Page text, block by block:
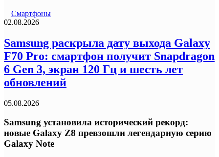
Смартфоны
02.08.2026
Samsung раскрыла дату выхода Galaxy
F70 Pro: смартфон получит Snapdragon
6 Gen 3, экран 120 Гц и шесть лет
обновлений
05.08.2026
Samsung установила исторический рекорд:
новые Galaxy Z8 превзошли легендарную серию
Galaxy Note